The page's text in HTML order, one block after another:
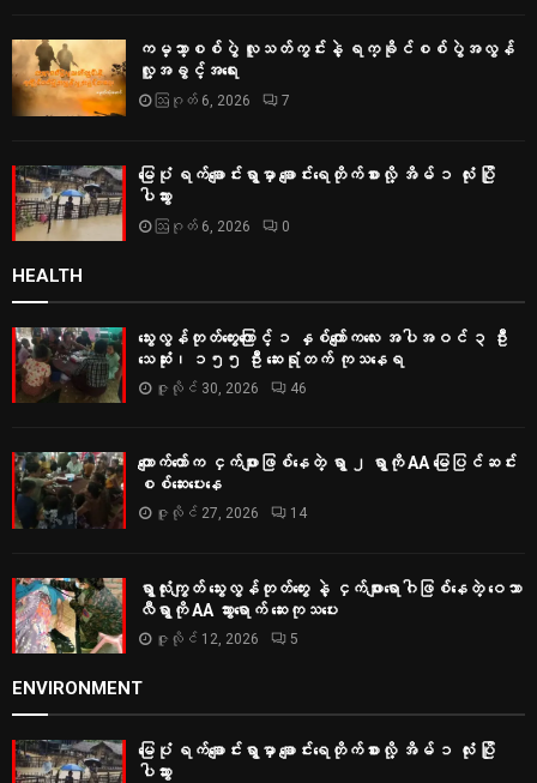
ကမ္ဘာ့စစ်ပွဲ လူသတ်ကွင်းနဲ့ ရက္ခိုင်စစ်ပွဲအလွန်
လူ့အခွင့်အရေး
ဩဂုတ် 6, 2026 7
မြေပုံ ရက်ချောင်းရွာမှာ ချောင်းရေတိုက်စားလို့ အိမ် ၁ လုံး ပြို
ပါသွား
ဩဂုတ် 6, 2026 0
HEALTH
သွေးလွန်တုတ်ကွေးကြောင့် ၁ နှစ်ကျော်ကလေး အပါအဝင် ၃ ဦး
သေဆုံး၊ ၁၅၅ ဦး ဆေးရုံတက် ကုသနေရ
ဇူလိုင် 30, 2026 46
ကျောက်တော်က ငှက်ဖျားဖြစ်နေတဲ့ ရွာ ၂ ရွာကို AA မြေပြင်ဆင်း
စစ်‌ဆေးပေးနေ
ဇူလိုင် 27, 2026 14
ရွာလုံးကျွတ် သွေးလွန်တုတ်ကွေး နဲ့ ငှက်ဖျားရောဂါဖြစ်နေတဲ့ ဝေသာ
လီရွာကို AA သွားရောက် ဆေးကုသပေး
ဇူလိုင် 12, 2026 5
ENVIRONMENT
မြေပုံ ရက်ချောင်းရွာမှာ ချောင်းရေတိုက်စားလို့ အိမ် ၁ လုံး ပြို
ပါသွား